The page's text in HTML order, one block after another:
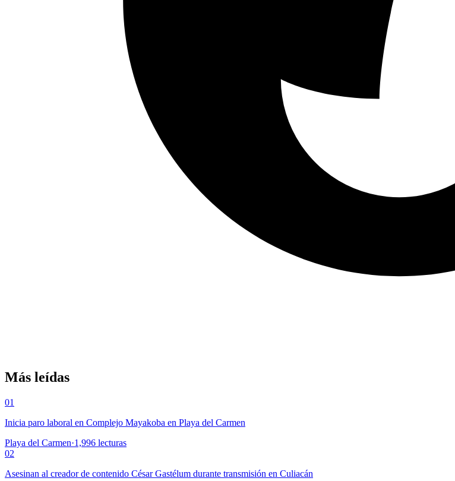
Más leídas
01
Inicia paro laboral en Complejo Mayakoba en Playa del Carmen
Playa del Carmen·1,996 lecturas
02
Asesinan al creador de contenido César Gastélum durante transmisión en Culiacán